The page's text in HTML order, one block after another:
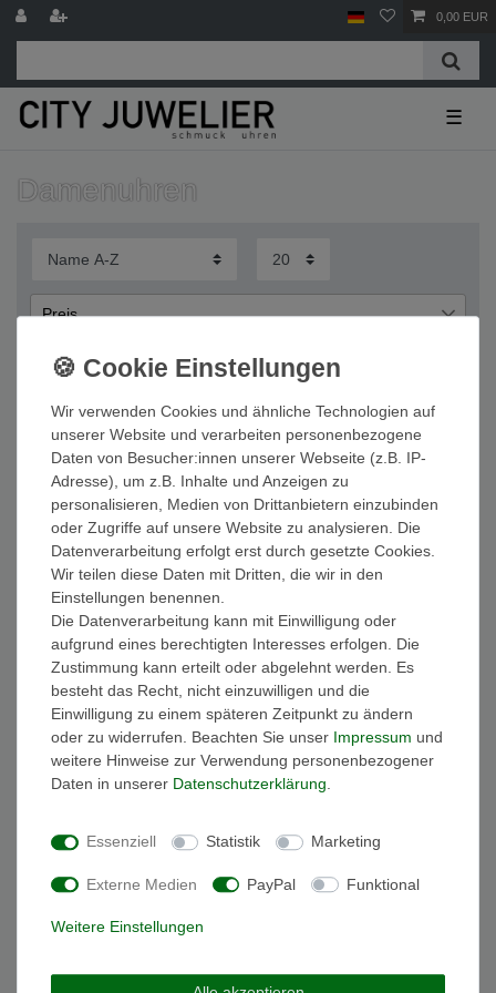
0,00 EUR
☰
Damenuhren
Preis
― €
Übernehmen
Wichtige Informationen
FAQ Funkuhren
Wasserdichtheit
Geschenkverpackung
Batterieentsorgung
Zahlung
Versand
Sicher und Bequem bezahlen
Schneller und sicherer Versand
Wir verwenden Cookies und ähnliche Technologien auf
unserer Website und verarbeiten personenbezogene
Daten von Besucher:innen unserer Webseite (z.B. IP-
Adresse), um z.B. Inhalte und Anzeigen zu
personalisieren, Medien von Drittanbietern einzubinden
oder Zugriffe auf unsere Website zu analysieren. Die
Datenverarbeitung erfolgt erst durch gesetzte Cookies.
Wir teilen diese Daten mit Dritten, die wir in den
Einstellungen benennen.
Die Datenverarbeitung kann mit Einwilligung oder
aufgrund eines berechtigten Interesses erfolgen. Die
Zustimmung kann erteilt oder abgelehnt werden. Es
besteht das Recht, nicht einzuwilligen und die
Einwilligung zu einem späteren Zeitpunkt zu ändern
oder zu widerrufen. Beachten Sie unser Impressum und
weitere Hinweise zur Verwendung personenbezogener
Daten in unserer Daten­schutz­erklärung
Essenziell Statistik Marketing
Externe Medien PayPal Funktional
Weitere Einstellungen